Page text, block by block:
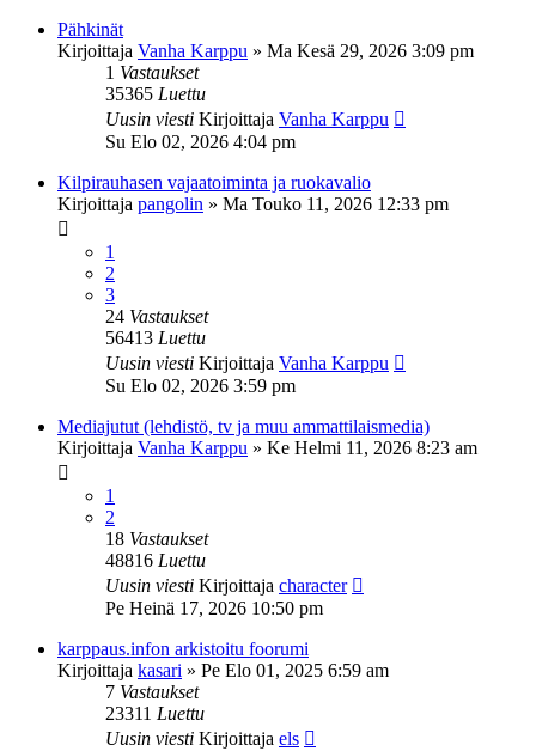
Pähkinät
Kirjoittaja Vanha Karppu » Ma Kesä 29, 2026 3:09 pm
1 Vastaukset
35365 Luettu
Uusin viesti Kirjoittaja Vanha Karppu
Su Elo 02, 2026 4:04 pm
Kilpirauhasen vajaatoiminta ja ruokavalio
Kirjoittaja pangolin » Ma Touko 11, 2026 12:33 pm
1
2
3
24 Vastaukset
56413 Luettu
Uusin viesti Kirjoittaja Vanha Karppu
Su Elo 02, 2026 3:59 pm
Mediajutut (lehdistö, tv ja muu ammattilaismedia)
Kirjoittaja Vanha Karppu » Ke Helmi 11, 2026 8:23 am
1
2
18 Vastaukset
48816 Luettu
Uusin viesti Kirjoittaja character
Pe Heinä 17, 2026 10:50 pm
karppaus.infon arkistoitu foorumi
Kirjoittaja kasari » Pe Elo 01, 2025 6:59 am
7 Vastaukset
23311 Luettu
Uusin viesti Kirjoittaja els